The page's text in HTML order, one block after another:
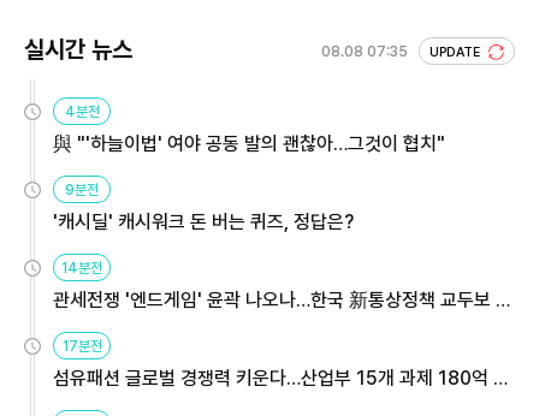
실시간 뉴스 08.08 07:35 UPDATE
4분전
與 "'하늘이법' 여야 공동 발의 괜찮아…그것이 협치"
9분전
'캐시딜' 캐시워크 돈 버는 퀴즈, 정답은?
14분전
관세전쟁 '엔드게임' 윤곽 나오나…한국 新통상정책 교두보 활
17분전
섬유패션 글로벌 경쟁력 키운다…산업부 15개 과제 180억 지